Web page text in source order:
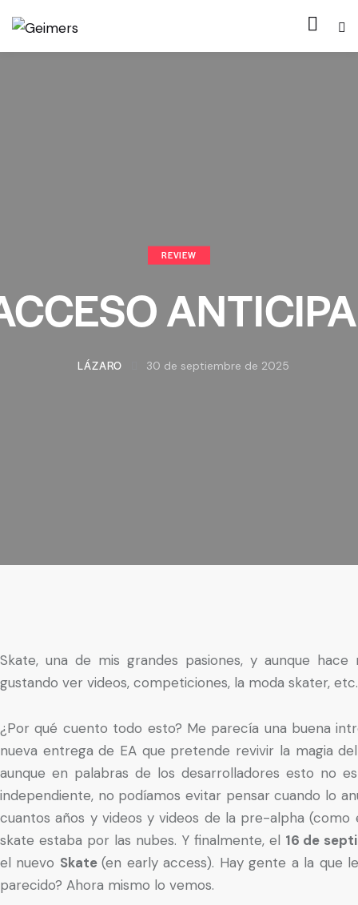
REVIEW
LÁZARO 30 de septiembre de 2025
Skate, una de mis grandes pasiones, y aunque
gustando ver videos, competiciones, la moda skater, etc.
¿Por qué cuento todo esto? Me parecía una buena
nueva entrega de EA que pretende revivir la magia
aunque en palabras de los desarrolladores esto no
independiente, no podíamos evitar pensar cuando lo
cuantos años y videos y videos de la pre-alpha
skate estaba por las nubes. Y finalmente, el 16 de
el nuevo Skate(en early access). Hay gente a la que
parecido? Ahora mismo lo vemos.